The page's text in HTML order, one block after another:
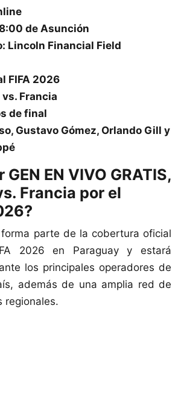
de Asunción
Lincoln Financial Field
FIFA 2026
Francia
de final
Gustavo Gómez, Orlando Gill y
EN VIVO GRATIS,
Francia por el
forma parte de la cobertura oficial
2026 en Paraguay y estará
los principales operadores de
además de una amplia red de
regionales.